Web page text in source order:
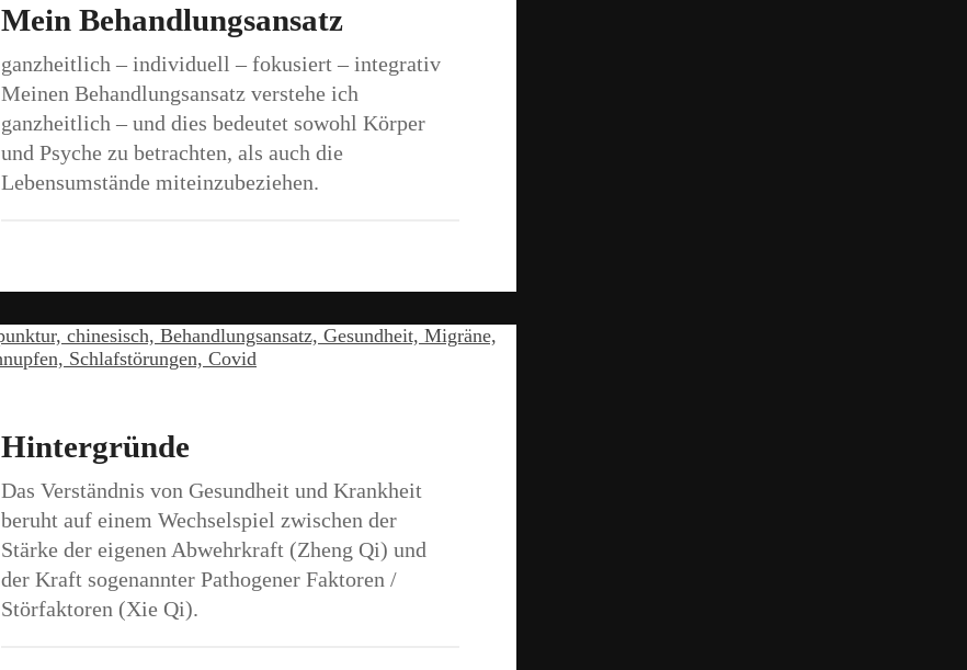
Mein Behandlungsansatz
ganzheitlich – individuell – fokusiert – integrativ
Meinen Behandlungsansatz verstehe ich
ganzheitlich – und dies bedeutet sowohl Körper
und Psyche zu betrachten, als auch die
Lebensumstände miteinzubeziehen.
Hintergründe
Das Verständnis von Gesundheit und Krankheit
beruht auf einem Wechselspiel zwischen der
Stärke der eigenen Abwehrkraft (Zheng Qi) und
der Kraft sogenannter Pathogener Faktoren /
Störfaktoren (Xie Qi).